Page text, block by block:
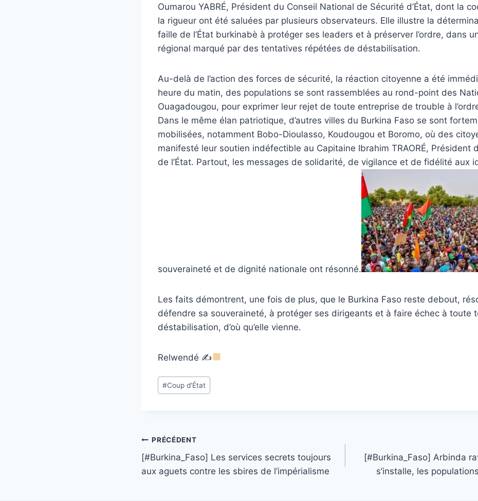
Oumarou YABRÉ, Président du Conseil National de Sécurité d’État, dont la
la rigueur ont été saluées par plusieurs observateurs. Elle illustre la
faille de l’État burkinabè à protéger ses leaders et à préserver l’ordre, dans
régional marqué par des tentatives répétées de déstabilisation.
Au-delà de l’action des forces de sécurité, la réaction citoyenne a été
heure du matin, des populations se sont rassemblées au rond-point des
Ouagadougou, pour exprimer leur rejet de toute entreprise de trouble à
Dans le même élan patriotique, d’autres villes du Burkina Faso se sont
mobilisées, notamment Bobo-Dioulasso, Koudougou et Boromo, où des
manifesté leur soutien indéfectible au Capitaine Ibrahim TRAORÉ, Président
de l’État. Partout, les messages de solidarité, de vigilance et de fidélité aux
souveraineté et de dignité nationale ont résonné.
Les faits démontrent, une fois de plus, que le Burkina Faso reste debout,
défendre sa souveraineté, à protéger ses dirigeants et à faire échec à toute
déstabilisation, d’où qu’elle vienne.
Relwendé ✍
Étiquettes
de
#Coup d'État
Navigation
de
PRÉCÉDENT
[#Burkina_Faso] Les services secrets toujours
aux aguets contre les sbires de l’impérialisme
[#Burkina_Faso] Arbinda
s’installe, les